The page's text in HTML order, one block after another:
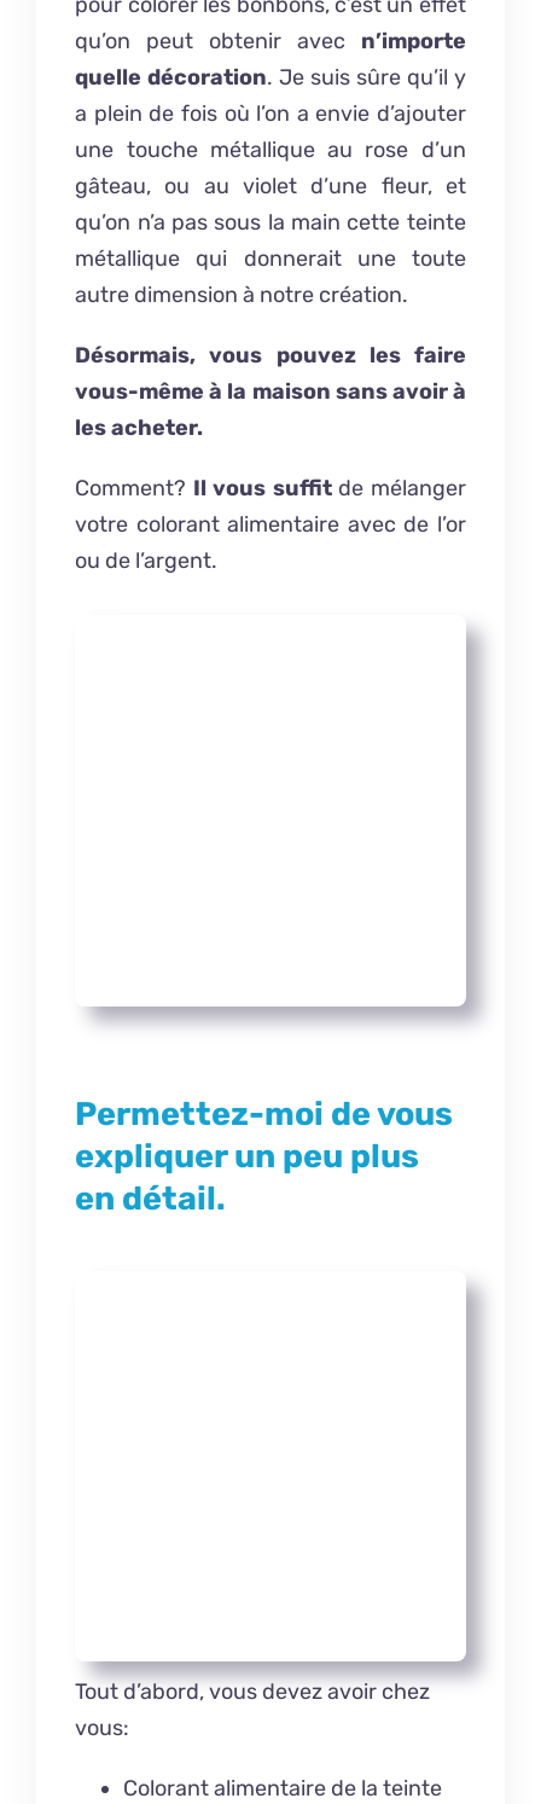
qu’on peut obtenir avec n’importe
quelle décoration. Je suis sûre qu’il y
a plein de fois où l’on a envie d’ajouter
une touche métallique au rose d’un
gâteau, ou au violet d’une fleur, et
qu’on n’a pas sous la main cette teinte
métallique qui donnerait une toute
autre dimension à notre création.
Désormais, vous pouvez les faire
vous-même à la maison sans avoir à
les acheter.
Comment? Il vous suffitde mélanger
votre colorant alimentaire avec de l’or
ou de l’argent.
Permettez-moi de vous
expliquer un peu plus
en détail.
Tout d’abord, vous devez avoir chez
vous:
Colorant alimentaire de la teinte